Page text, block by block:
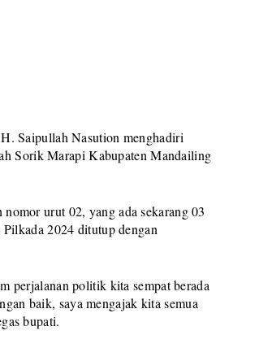
Saipullah Nasution menghadiri
Sorik Marapi Kabupaten Mandailing
urut 02, yang ada sekarang 03
2024 ditutup dengan
perjalanan politik kita sempat berada
baik, saya mengajak kita semua
bupati.